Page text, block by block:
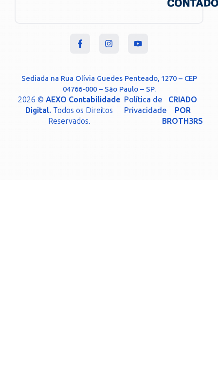
Sediada na Rua Olívia Guedes Penteado, 1270 – CEP
04766-000 – São Paulo – SP.
2026 ©AEXO Contabilidade
Digital. Todos os Direitos
Reservados.
Política de
Privacidade
CRIADO
POR
BROTH3RS